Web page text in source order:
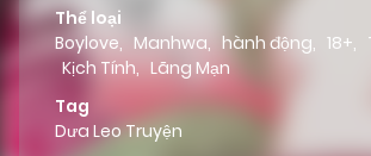
Thể loại
Boylove, Manhwa, hành động, 18+,
Kịch Tính, Lãng Mạn
Tag
Dưa Leo Truyện